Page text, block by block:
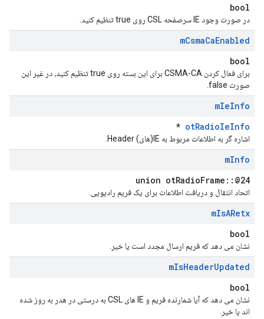
bool
در صورت وجود IE سرصفحه CSL روی true تنظیم کنید.
mCsmaCaEnabled
bool
برای فعال کردن CSMA-CA برای این بسته روی true تنظیم کنید، در غیر این
صورت false.
mIeInfo
otRadioIeInfo
*
اشاره گر به اطلاعات مربوط به IE(های) Header.
mInfo
union otRadioFrame::@24
اتحاد انتقال و دریافت اطلاعات برای یک فریم رادیویی.
mIsARetx
bool
نشان می دهد که فریم ارسال مجدد است یا خیر.
mIsHeaderUpdated
bool
نشان می دهد که آیا شمارنده فریم و IE های CSL به درستی در هدر به روز شده
اند یا خیر.